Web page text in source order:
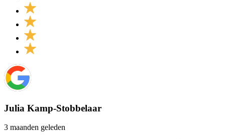
Julia Kamp-Stobbelaar
3 maanden geleden